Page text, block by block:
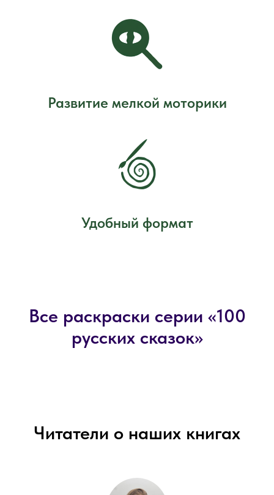
Развитие мелкой моторики
Удобный формат
Все раскраски серии «100
русских сказок»
Читатели о наших книгах